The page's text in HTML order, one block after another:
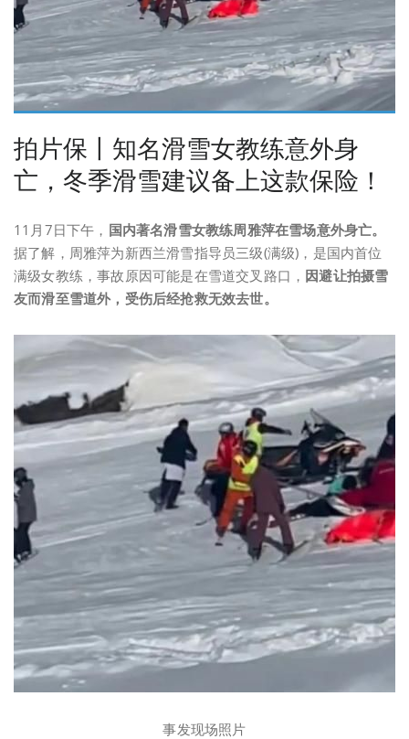
拍片保丨知名滑雪女教练意外身
亡，冬季滑雪建议备上这款保险！
11月7日下午， 国内著名滑雪女教练周雅萍在雪场意外身亡。
据了解，周雅萍为新西兰滑雪指导员三级(满级)，是国内首位
满级女教练，事故原因可能是在雪道交叉路口， 因避让拍摄雪
友而滑至雪道外，受伤后经抢救无效去世。
事发现场照片